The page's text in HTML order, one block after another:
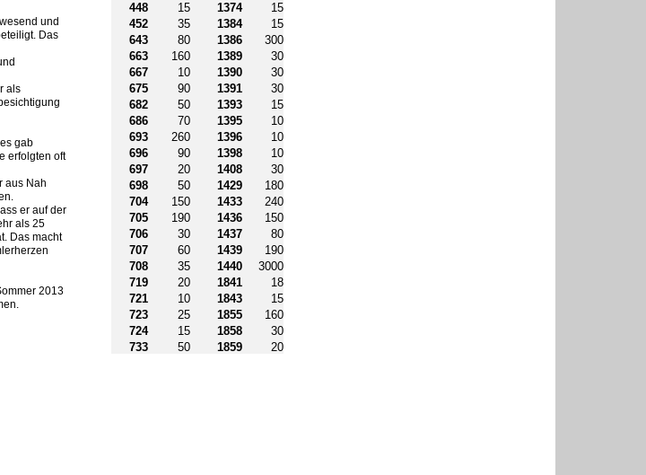
und
Das
als
gab
erfolgten oft
aus Nah
er auf der
als 25
Das macht
2013
448
15 1374
15
452
35 1384
15
643
80 1386
300
663
160 1389
30
667
10 1390
30
675
90 1391
30
682
50 1393
15
686
70 1395
10
693
260 1396
10
696
90 1398
10
697
20 1408
30
698
50 1429
180
704
150 1433
240
705
190 1436
150
706
30 1437
80
707
60 1439
190
708
35 1440
3000
719
20 1841
18
721
10 1843
15
723
25 1855
160
724
15 1858
30
733
50 1859 20